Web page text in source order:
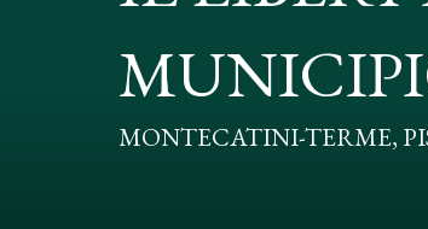
MONTECATINI-TERME,